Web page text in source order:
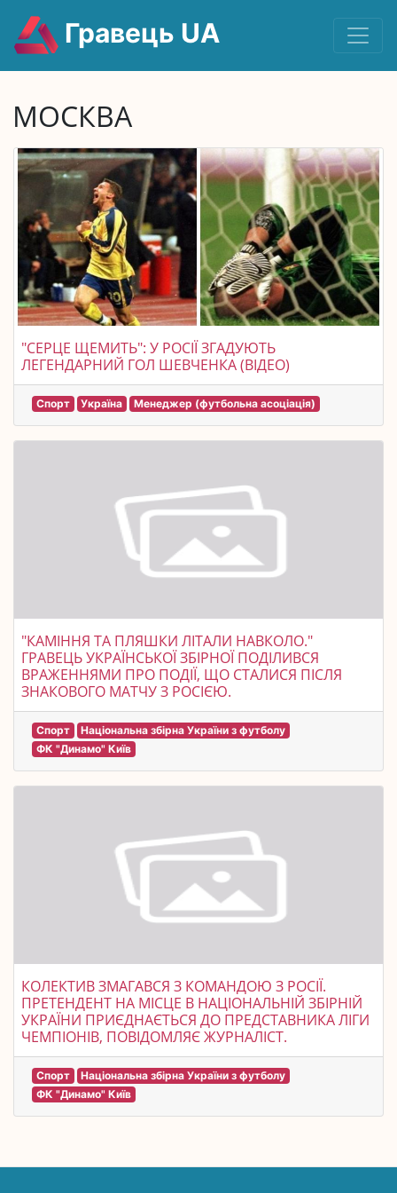
Гравець UA
МОСКВА
"СЕРЦЕ ЩЕМИТЬ": У РОСІЇ ЗГАДУЮТЬ
ЛЕГЕНДАРНИЙ ГОЛ ШЕВЧЕНКА (ВІДЕО)
Спорт Україна Менеджер (футбольна асоціація)
"КАМІННЯ ТА ПЛЯШКИ ЛІТАЛИ НАВКОЛО."
ГРАВЕЦЬ УКРАЇНСЬКОЇ ЗБІРНОЇ ПОДІЛИВСЯ
ВРАЖЕННЯМИ ПРО ПОДІЇ, ЩО СТАЛИСЯ ПІСЛЯ
ЗНАКОВОГО МАТЧУ З РОСІЄЮ.
Спорт
Національна збірна України з футболу
ФК "Динамо" Київ
КОЛЕКТИВ ЗМАГАВСЯ З КОМАНДОЮ З РОСІЇ.
ПРЕТЕНДЕНТ НА МІСЦЕ В НАЦІОНАЛЬНІЙ ЗБІРНІЙ
УКРАЇНИ ПРИЄДНАЄТЬСЯ ДО ПРЕДСТАВНИКА ЛІГИ
ЧЕМПІОНІВ, ПОВІДОМЛЯЄ ЖУРНАЛІСТ.
Спорт
Національна збірна України з футболу
ФК "Динамо" Київ